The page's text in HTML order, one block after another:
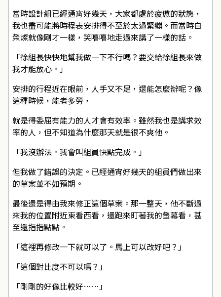
當時設計組已經通宵好幾天，大家都處於疲憊的狀態，
我也盡可能將時程表安排得不至於太過緊繃。而當時白
榮燦就像剛才一樣，笑嘻嘻地走過來講了一樣的話。
「徐組長快快地幫我做一下不行嗎？要交給徐組長來做
我才能放心。」
安排的行程近在眼前，人手又不足，還能怎麼辦呢？像
這種時候，能者多勞，
就是得委屈有能力的人才會有效率。雖然我也是講求效
率的人，但不知道為什麼那天就是很不爽他。
「我沒辦法。我會叫組員快點完成。」
但我做了錯誤的決定。已經通宵好幾天的組員們做出來
的草案並不如預期。
最後還是得由我來修正這個草案。那一整天，他不斷過
來我的位置附近東看西看，還跑來盯著我的螢幕看，甚
至還指指點點。
「這裡再修改一下就可以了。馬上可以改好吧？」
「這個對比度不可以嗎？」
「剛剛的好像比較好……」